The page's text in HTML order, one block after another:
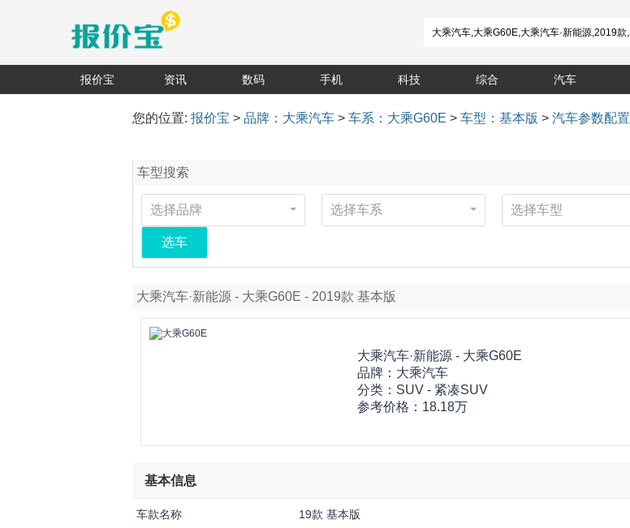
报价宝 资讯 数码 手机 科技 综合 汽车
您的位置:报价宝 >品牌：大乘汽车 >车系：大乘G60E >车型：基本版 >汽车参数配置
车型搜索
选择品牌 选择车系 选择车型
选车
大乘汽车·新能源 - 大乘G60E - 2019款 基本版
大乘汽车·新能源 - 大乘G60E
品牌： 大乘汽车
分类：SUV - 紧凑SUV
参考价格： 18.18万
基本信息
车款名称 19款 基本版